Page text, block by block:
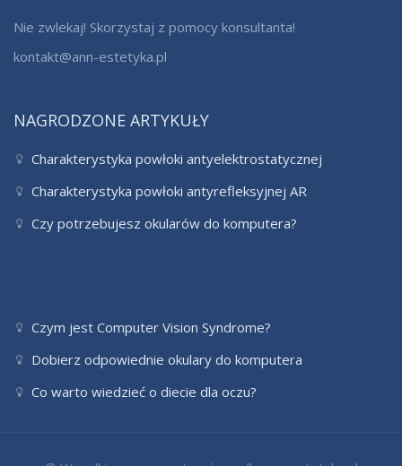
Nie zwlekaj! Skorzystaj z pomocy konsultanta!
kontakt@ann-estetyka.pl
NAGRODZONE ARTYKUŁY
Charakterystyka powłoki antyelektrostatycznej
Charakterystyka powłoki antyrefleksyjnej AR
Czy potrzebujesz okularów do komputera?
Czym jest Computer Vision Syndrome?
Dobierz odpowiednie okulary do komputera
Co warto wiedzieć o diecie dla oczu?